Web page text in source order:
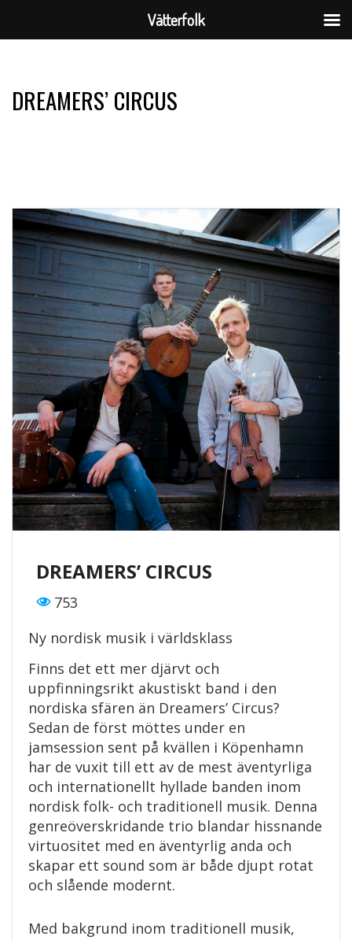
content
DREAMERS’ CIRCUS
DREAMERS’ CIRCUS
753
Ny nordisk musik i världsklass
Finns det ett mer djärvt och
uppfinningsrikt akustiskt band i den
nordiska sfären än Dreamers’ Circus?
Sedan de först möttes under en
jamsession sent på kvällen i Köpenhamn
har de vuxit till ett av de mest äventyrliga
och internationellt hyllade banden inom
nordisk folk- och traditionell musik. Denna
genreöverskridande trio blandar hissnande
virtuositet med en äventyrlig anda och
skapar ett sound som är både djupt rotat
och slående modernt.
Med bakgrund inom traditionell musik,
Vätterfolk